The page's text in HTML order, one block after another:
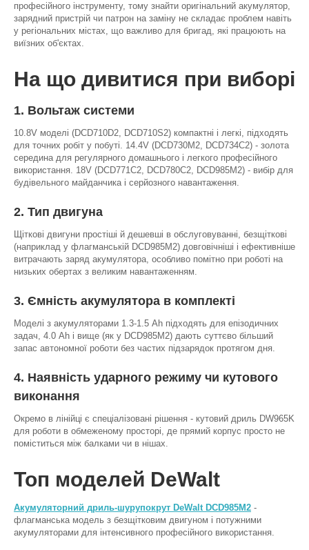
професійного інструменту, тому знайти оригінальний акумулятор,
зарядний пристрій чи патрон на заміну не складає проблем навіть
у регіональних містах, що важливо для бригад, які працюють на
виїзних об'єктах.
На що дивитися при виборі
1. Вольтаж системи
10.8V моделі (DCD710D2, DCD710S2) компактні і легкі, підходять
для точних робіт у побуті. 14.4V (DCD730M2, DCD734C2) - золота
середина для регулярного домашнього і легкого професійного
використання. 18V (DCD771C2, DCD780C2, DCD985M2) - вибір для
будівельного майданчика і серйозного навантаження.
2. Тип двигуна
Щіткові двигуни простіші й дешевші в обслуговуванні, безщіткові
(наприклад у флагманській DCD985M2) довговічніші і ефективніше
витрачають заряд акумулятора, особливо помітно при роботі на
низьких обертах з великим навантаженням.
3. Ємність акумулятора в комплекті
Моделі з акумуляторами 1.3-1.5 Ah підходять для епізодичних
задач, 4.0 Ah і вище (як у DCD985M2) дають суттєво більший
запас автономної роботи без частих підзарядок протягом дня.
4. Наявність ударного режиму чи кутового
виконання
Окремо в лінійці є спеціалізовані рішення - кутовий дриль DW965K
для роботи в обмеженому просторі, де прямий корпус просто не
поміститься між балками чи в нішах.
Топ моделей DeWalt
Акумуляторний дриль-шурупокрут DeWalt DCD985M2 -
флагманська модель з безщітковим двигуном і потужними
акумуляторами для інтенсивного професійного використання.